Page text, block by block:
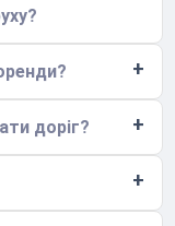
доріг?